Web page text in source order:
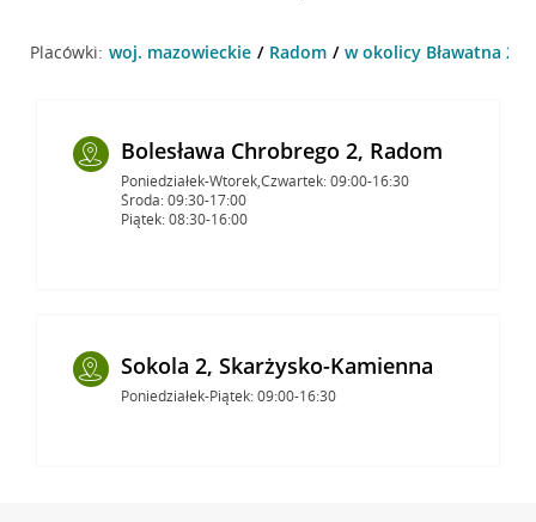
Placówki: woj. mazowieckie Radom w okolicy Bławatna 2 ,
Bolesława Chrobrego 2, Radom
Poniedziałek-Wtorek,Czwartek: 09:00-16:30
Środa: 09:30-17:00
Piątek: 08:30-16:00
Sokola 2, Skarżysko-Kamienna
Poniedziałek-Piątek: 09:00-16:30